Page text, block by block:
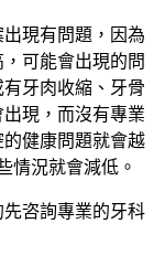
現有問題，因為
可能會出現的問
牙肉收縮、牙骨
現，而沒有專業
健康問題就會越
情況就會減低。
咨詢專業的牙科